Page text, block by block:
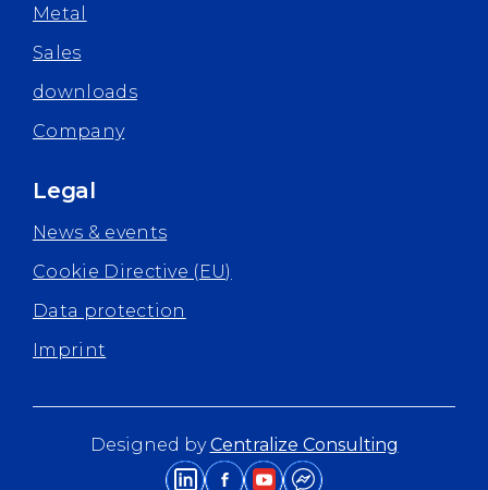
Metal
Sales
downloads
Company
Legal
News & events
Cookie Directive (EU)
Data protection
Imprint
Designed byCentralize Consulting